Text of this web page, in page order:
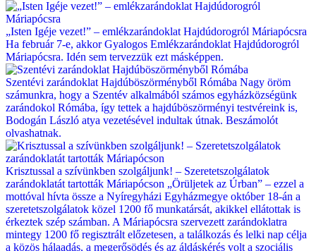
„Isten Igéje vezet!” – emlékzarándoklat Hajdúdorogról Máriapócsra
Ha február 7-e, akkor Gyalogos Emlékzarándoklat Hajdúdorogról
Máriapócsra. Idén sem tervezzük ezt másképpen.
Szentévi zarándoklat Hajdúböszörményből Rómába Nagy öröm
számunkra, hogy a Szentév alkalmából számos egyházközségünk
zarándokol Rómába, így tettek a hajdúböszörményi testvéreink is,
Bodogán László atya vezetésével indultak útnak. Beszámolót
olvashatnak.
Krisztussal a szívünkben szolgáljunk! – Szeretetszolgálatok
zarándoklatát tartották Máriapócson „Örüljetek az Úrban” – ezzel a
mottóval hívta össze a Nyíregyházi Egyházmegye október 18-án a
szeretetszolgálatok közel 1200 fő munkatársát, akikkel ellátottak is
érkeztek szép számban. A Máriapócsra szervezett zarándoklatra
mintegy 1200 fő regisztrált előzetesen, a találkozás és lelki nap célja
a közös hálaadás, a megerősödés és az áldáskérés volt a szociális